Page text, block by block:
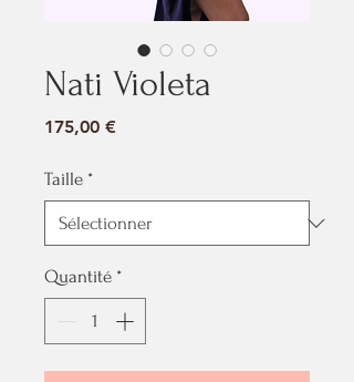
Nati Violeta
175,00 €
Taille *
Quantité *